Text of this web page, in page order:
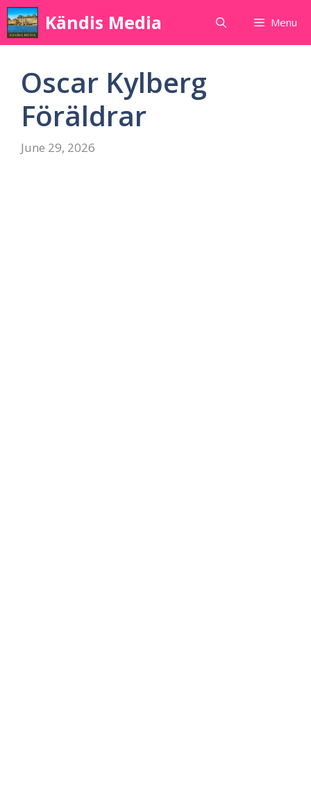
Skip
to
content
Kändis Media Menu
Oscar Kylberg
Föräldrar
June 29, 2026